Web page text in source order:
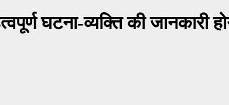
घटना-व्यक्ति की जानकारी